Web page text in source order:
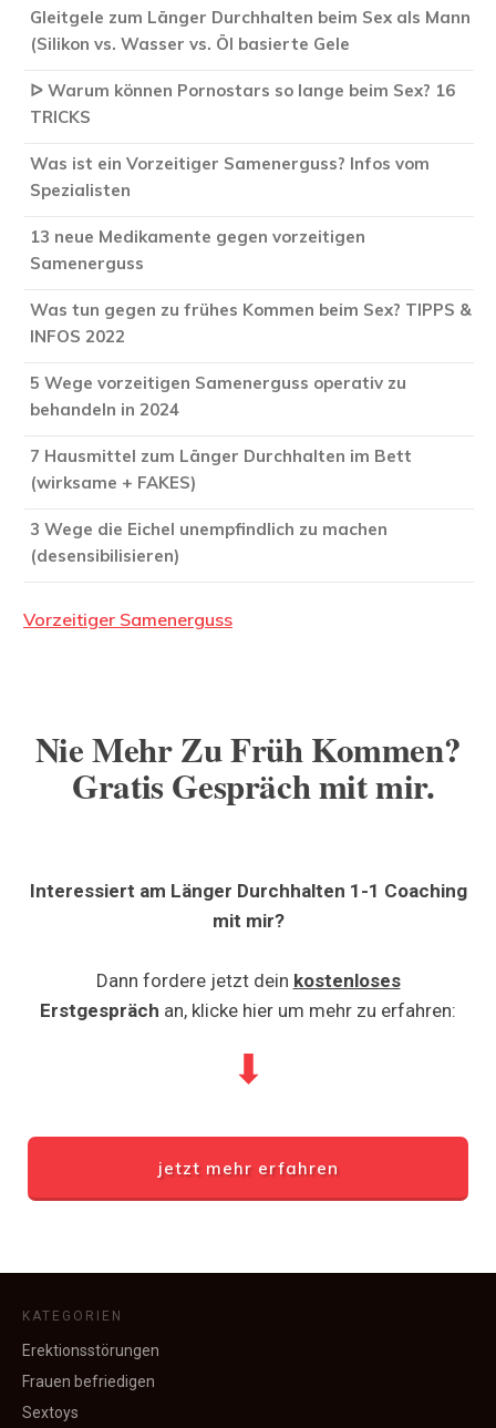
Gleitgele zum Länger Durchhalten beim Sex als Mann
(Silikon vs. Wasser vs. Öl basierte Gele
ᐅ Warum können Pornostars so lange beim Sex? 16
TRICKS
Was ist ein Vorzeitiger Samenerguss? Infos vom
Spezialisten
13 neue Medikamente gegen vorzeitigen
Samenerguss
Was tun gegen zu frühes Kommen beim Sex? TIPPS &
INFOS 2022
5 Wege vorzeitigen Samenerguss operativ zu
behandeln in 2024
7 Hausmittel zum Länger Durchhalten im Bett
(wirksame + FAKES)
3 Wege die Eichel unempfindlich zu machen
(desensibilisieren)
Vorzeitiger Samenerguss
Nie Mehr Zu Früh Kommen?
Gratis Gespräch mit mir.
Interessiert am Länger Durchhalten 1-1 Coaching
mit mir?
Dann fordere jetzt dein kostenloses
Erstgespräch an, klicke hier um mehr zu erfahren:
⬇
jetzt mehr erfahren
KATEGORIEN
Erektionsstörungen
Frauen befriedigen
Sextoys